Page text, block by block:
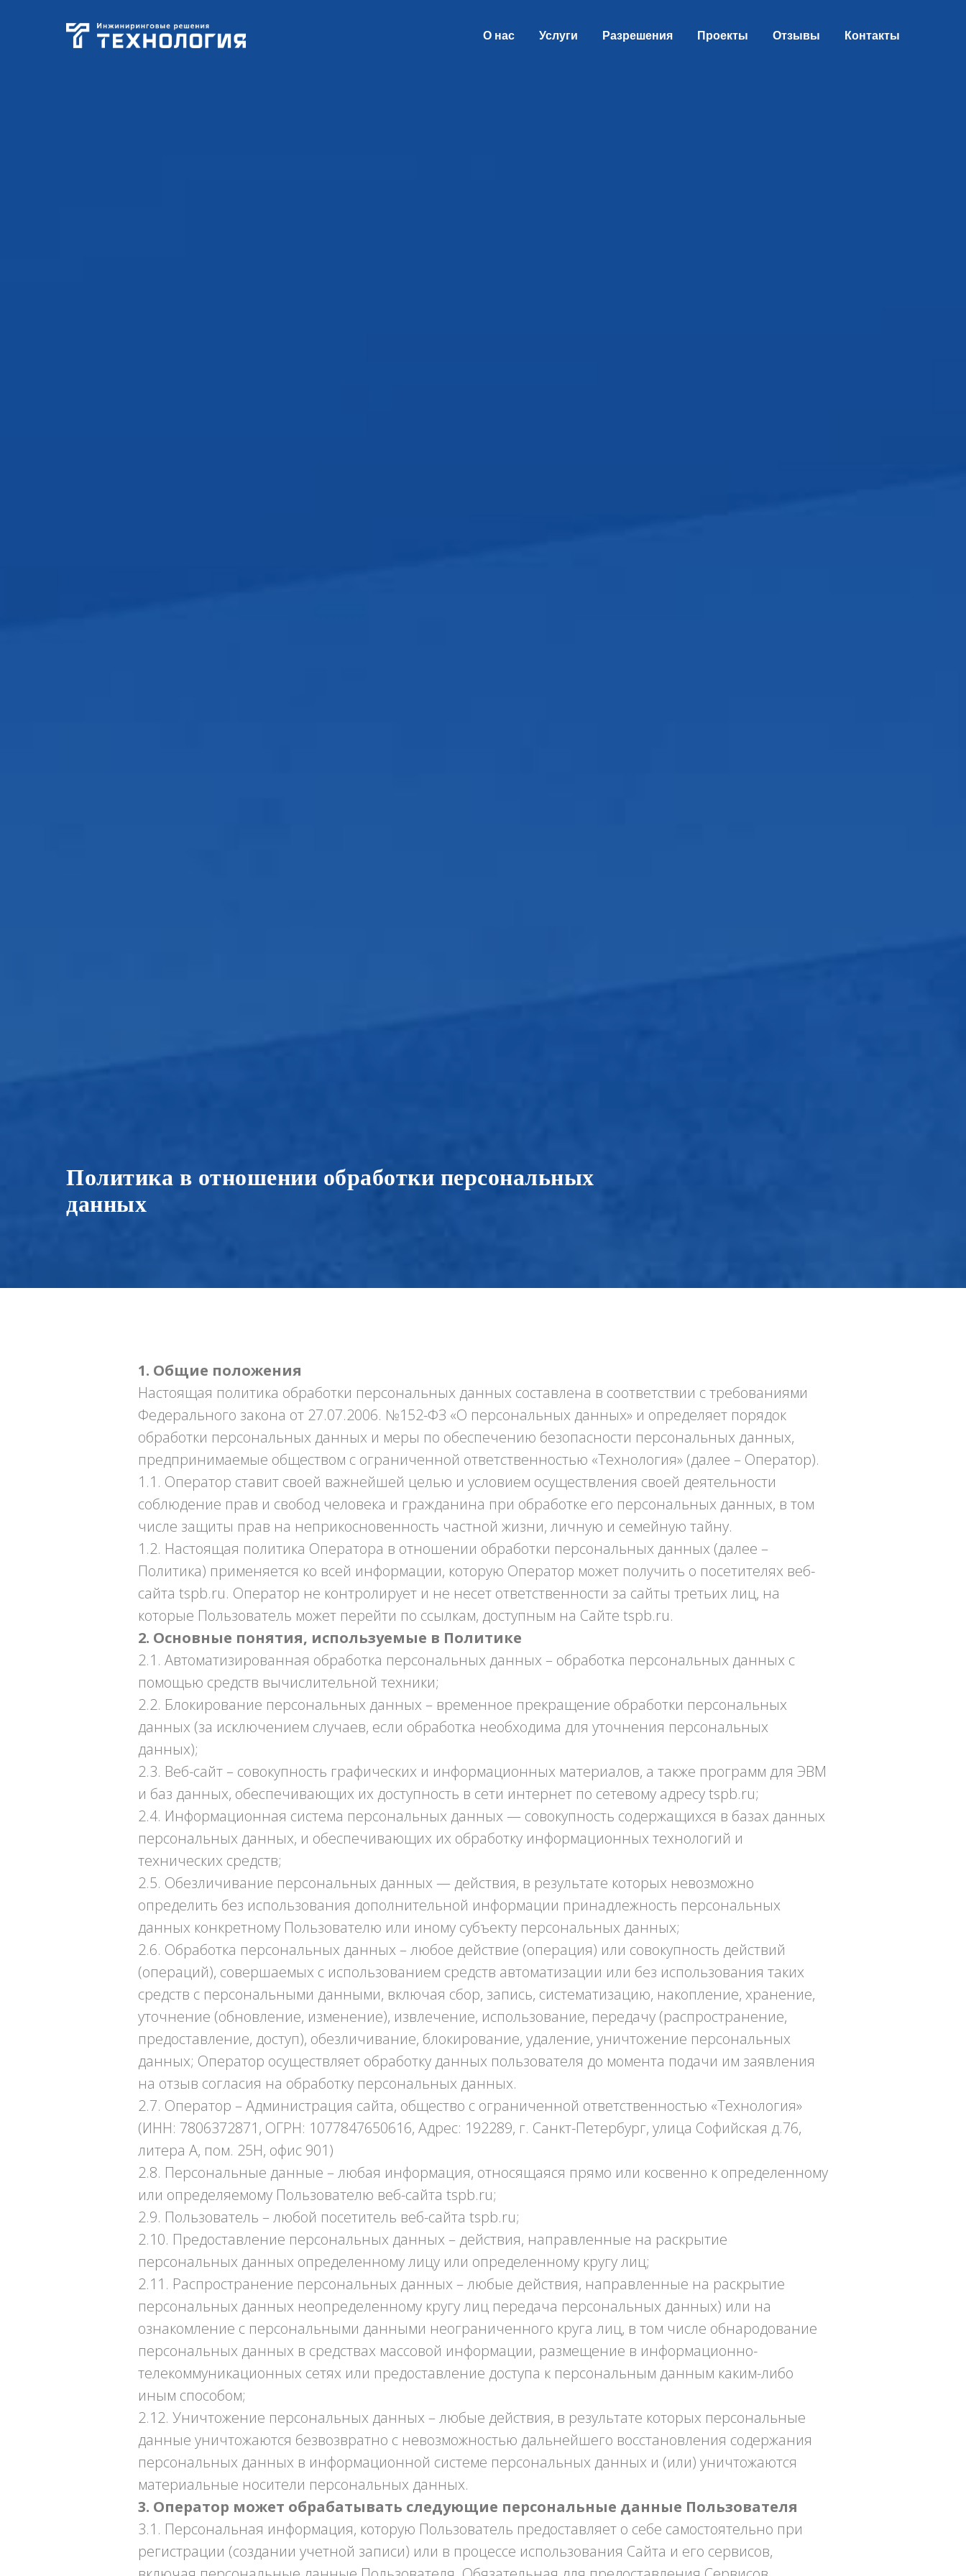
О нас Услуги Разрешения Проекты Отзывы Контакты
Политика в отношении обработки персональных
данных
1. Общие положения
Настоящая политика обработки персональных данных составлена в соответствии с требованиями
Федерального закона от 27.07.2006. №152-ФЗ «О персональных данных» и определяет порядок
обработки персональных данных и меры по обеспечению безопасности персональных данных,
предпринимаемые обществом с ограниченной ответственностью «Технология» (далее – Оператор).
1.1. Оператор ставит своей важнейшей целью и условием осуществления своей деятельности
соблюдение прав и свобод человека и гражданина при обработке его персональных данных, в том
числе защиты прав на неприкосновенность частной жизни, личную и семейную тайну.
1.2. Настоящая политика Оператора в отношении обработки персональных данных (далее –
Политика) применяется ко всей информации, которую Оператор может получить о посетителях веб-
сайта tspb.ru. Оператор не контролирует и не несет ответственности за сайты третьих лиц, на
которые Пользователь может перейти по ссылкам, доступным на Сайте tspb.ru.
2. Основные понятия, используемые в Политике
2.1. Автоматизированная обработка персональных данных – обработка персональных данных с
помощью средств вычислительной техники;
2.2. Блокирование персональных данных – временное прекращение обработки персональных
данных (за исключением случаев, если обработка необходима для уточнения персональных
данных);
2.3. Веб-сайт – совокупность графических и информационных материалов, а также программ для ЭВМ
и баз данных, обеспечивающих их доступность в сети интернет по сетевому адресу tspb.ru;
2.4. Информационная система персональных данных — совокупность содержащихся в базах данных
персональных данных, и обеспечивающих их обработку информационных технологий и
технических средств;
2.5. Обезличивание персональных данных — действия, в результате которых невозможно
определить без использования дополнительной информации принадлежность персональных
данных конкретному Пользователю или иному субъекту персональных данных;
2.6. Обработка персональных данных – любое действие (операция) или совокупность действий
(операций), совершаемых с использованием средств автоматизации или без использования таких
средств с персональными данными, включая сбор, запись, систематизацию, накопление, хранение,
уточнение (обновление, изменение), извлечение, использование, передачу (распространение,
предоставление, доступ), обезличивание, блокирование, удаление, уничтожение персональных
данных; Оператор осуществляет обработку данных пользователя до момента подачи им заявления
на отзыв согласия на обработку персональных данных.
2.7. Оператор – Администрация сайта, общество с ограниченной ответственностью «Технология»
(ИНН: 7806372871, ОГРН: 1077847650616, Адрес: 192289, г. Санкт-Петербург, улица Софийская д.76,
литера А, пом. 25Н, офис 901)
2.8. Персональные данные – любая информация, относящаяся прямо или косвенно к определенному
или определяемому Пользователю веб-сайта tspb.ru;
2.9. Пользователь – любой посетитель веб-сайта tspb.ru;
2.10. Предоставление персональных данных – действия, направленные на раскрытие
персональных данных определенному лицу или определенному кругу лиц;
2.11. Распространение персональных данных – любые действия, направленные на раскрытие
персональных данных неопределенному кругу лиц передача персональных данных) или на
ознакомление с персональными данными неограниченного круга лиц, в том числе обнародование
персональных данных в средствах массовой информации, размещение в информационно-
телекоммуникационных сетях или предоставление доступа к персональным данным каким-либо
иным способом;
2.12. Уничтожение персональных данных – любые действия, в результате которых персональные
данные уничтожаются безвозвратно с невозможностью дальнейшего восстановления содержания
персональных данных в информационной системе персональных данных и (или) уничтожаются
материальные носители персональных данных.
3. Оператор может обрабатывать следующие персональные данные Пользователя
3.1. Персональная информация, которую Пользователь предоставляет о себе самостоятельно при
регистрации (создании учетной записи) или в процессе использования Сайта и его сервисов,